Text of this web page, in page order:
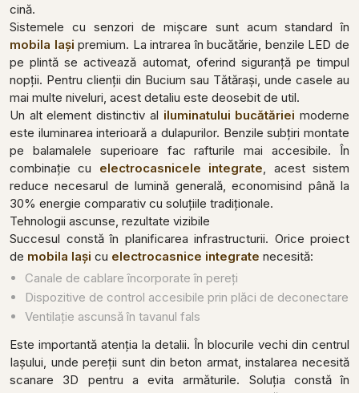
cină.
Sistemele cu senzori de mișcare sunt acum standard în
mobila Iași premium. La intrarea în bucătărie, benzile LED de
pe plintă se activează automat, oferind siguranță pe timpul
nopții. Pentru clienții din Bucium sau Tătărași, unde casele au
mai multe niveluri, acest detaliu este deosebit de util.
Un alt element distinctiv al iluminatului bucătăriei moderne
este iluminarea interioară a dulapurilor. Benzile subțiri montate
pe balamalele superioare fac rafturile mai accesibile. În
combinație cu electrocasnicele integrate , acest sistem
reduce necesarul de lumină generală, economisind până la
30% energie comparativ cu soluțiile tradiționale.
Tehnologii ascunse, rezultate vizibile
Succesul constă în planificarea infrastructurii. Orice proiect
de mobila Iași cu electrocasnice integrate necesită:
Canale de cablare încorporate în pereți
Dispozitive de control accesibile prin plăci de deconectare
Ventilație ascunsă în tavanul fals
Este importantă atenția la detalii. În blocurile vechi din centrul
Iașului, unde pereții sunt din beton armat, instalarea necesită
scanare 3D pentru a evita armăturile. Soluția constă în